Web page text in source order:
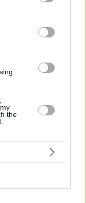
party tags to
in below Google
the